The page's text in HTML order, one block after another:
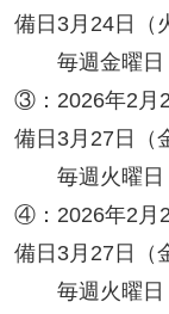
備日3月24日（
毎週金曜日
③：2026年2月
備日3月27日（
毎週火曜日
④：2026年2月
備日3月27日（
毎週火曜日